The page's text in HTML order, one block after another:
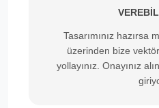
Tasarımınız hazırsa
üzerinden bize
yollayınız. Onayınız